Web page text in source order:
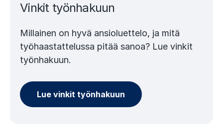
Vinkit työnhakuun
Millainen on hyvä ansioluettelo, ja mitä
työhaastattelussa pitää sanoa? Lue vinkit
työnhakuun.
Lue vinkit työnhakuun